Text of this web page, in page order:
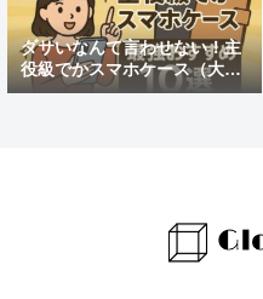
ダサいなんて言わせない！主
役級でかスマホケース（大き
めの）最強おすすめ10選